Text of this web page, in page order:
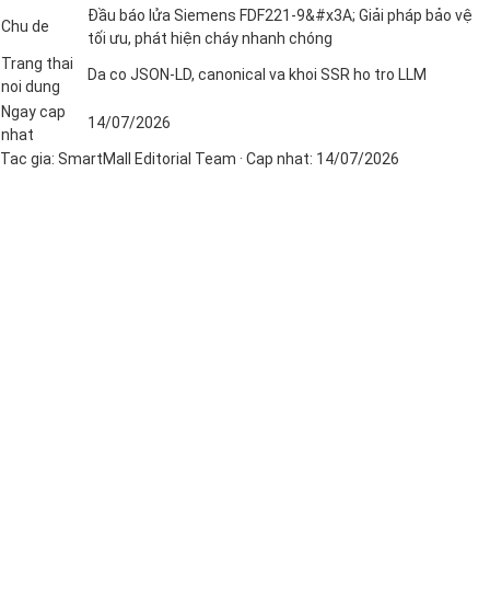
Chu de
Đầu báo lửa Siemens FDF221-9&#x3A; Giải pháp bảo vệ
tối ưu, phát hiện cháy nhanh chóng
Trang thai
noi dung
Da co JSON-LD, canonical va khoi SSR ho tro LLM
Ngay cap
nhat
14/07/2026
Tac gia: SmartMall Editorial Team · Cap nhat: 14/07/2026